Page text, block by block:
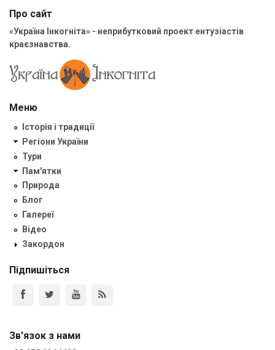
Про сайт
«Україна Інкогніта» - неприбутковий проект ентузіастів
краєзнавства.
Меню
Історія і традиції
Регіони України
Тури
Пам'ятки
Природа
Блог
Галереї
Відео
Закордон
Підпишіться
Зв'язок з нами